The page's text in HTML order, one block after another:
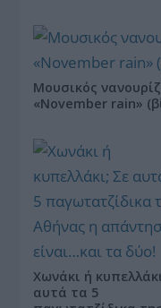
Μουσικός
«November rain»
Χωνάκι ή
αυτά τα 5